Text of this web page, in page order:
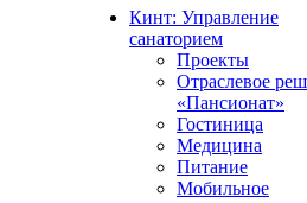
Кинт: Управление
санаторием
Проекты
Отраслевое
«Пансионат»
Гостиница
Медицина
Питание
Мобильное